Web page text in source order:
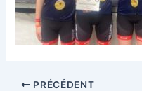
PRÉCÉDENT